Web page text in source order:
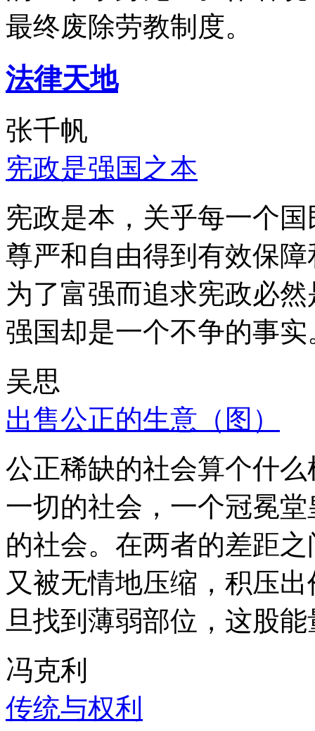
最终废除劳教制度。
法律天地
张千帆
宪政是强国之本
宪政是本，关乎每一个
尊严和自由得到有效保
为了富强而追求宪政必
强国却是一个不争的事实
吴思
出售公正的生意（图）
公正稀缺的社会算个什
一切的社会，一个冠冕
的社会。在两者的差距
又被无情地压缩，积压
旦找到薄弱部位，这股
冯克利
传统与权利